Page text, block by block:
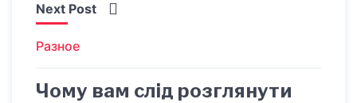
Next Post
Разное
Чому вам слід розглянути